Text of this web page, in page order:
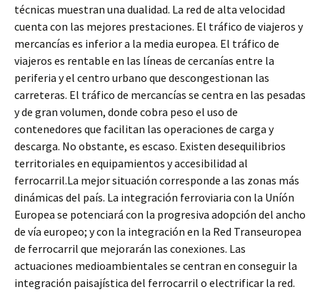
técnicas muestran una dualidad. La red de alta velocidad
cuenta con las mejores prestaciones. El tráfico de viajeros y
mercancías es inferior a la media europea. El tráfico de
viajeros es rentable en las líneas de cercanías entre la
periferia y el centro urbano que descongestionan las
carreteras. El tráfico de mercancías se centra en las pesadas
y de gran volumen, donde cobra peso el uso de
contenedores que facilitan las operaciones de carga y
descarga. No obstante, es escaso. Existen desequilibrios
territoriales en equipamientos y accesibilidad al
ferrocarril.La mejor situación corresponde a las zonas más
dinámicas del país. La integración ferroviaria con la Uníón
Europea se potenciará con la progresiva adopción del ancho
de vía europeo; y con la integración en la Red Transeuropea
de ferrocarril que mejorarán las conexiones. Las
actuaciones medioambientales se centran en conseguir la
integración paisajística del ferrocarril o electrificar la red.